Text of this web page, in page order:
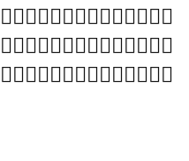
𞪖
𞪗
𞪘
𞪙
𞪚
𞪛
𞪜
𞪝
𞪞
𞪟
𞪠
𞪡
𞪢
𞪣
𞪴
𞪵
𞪶
𞪷
𞪸
𞪹
𞪺
𞪻
𞪼
𞪽
𞪾
𞪿
𞫀
𞫁
𞫒
𞫓
𞫔
𞫕
𞫖
𞫗
𞫘
𞫙
𞫚
𞫛
𞫜
𞫝
𞫞
𞫟